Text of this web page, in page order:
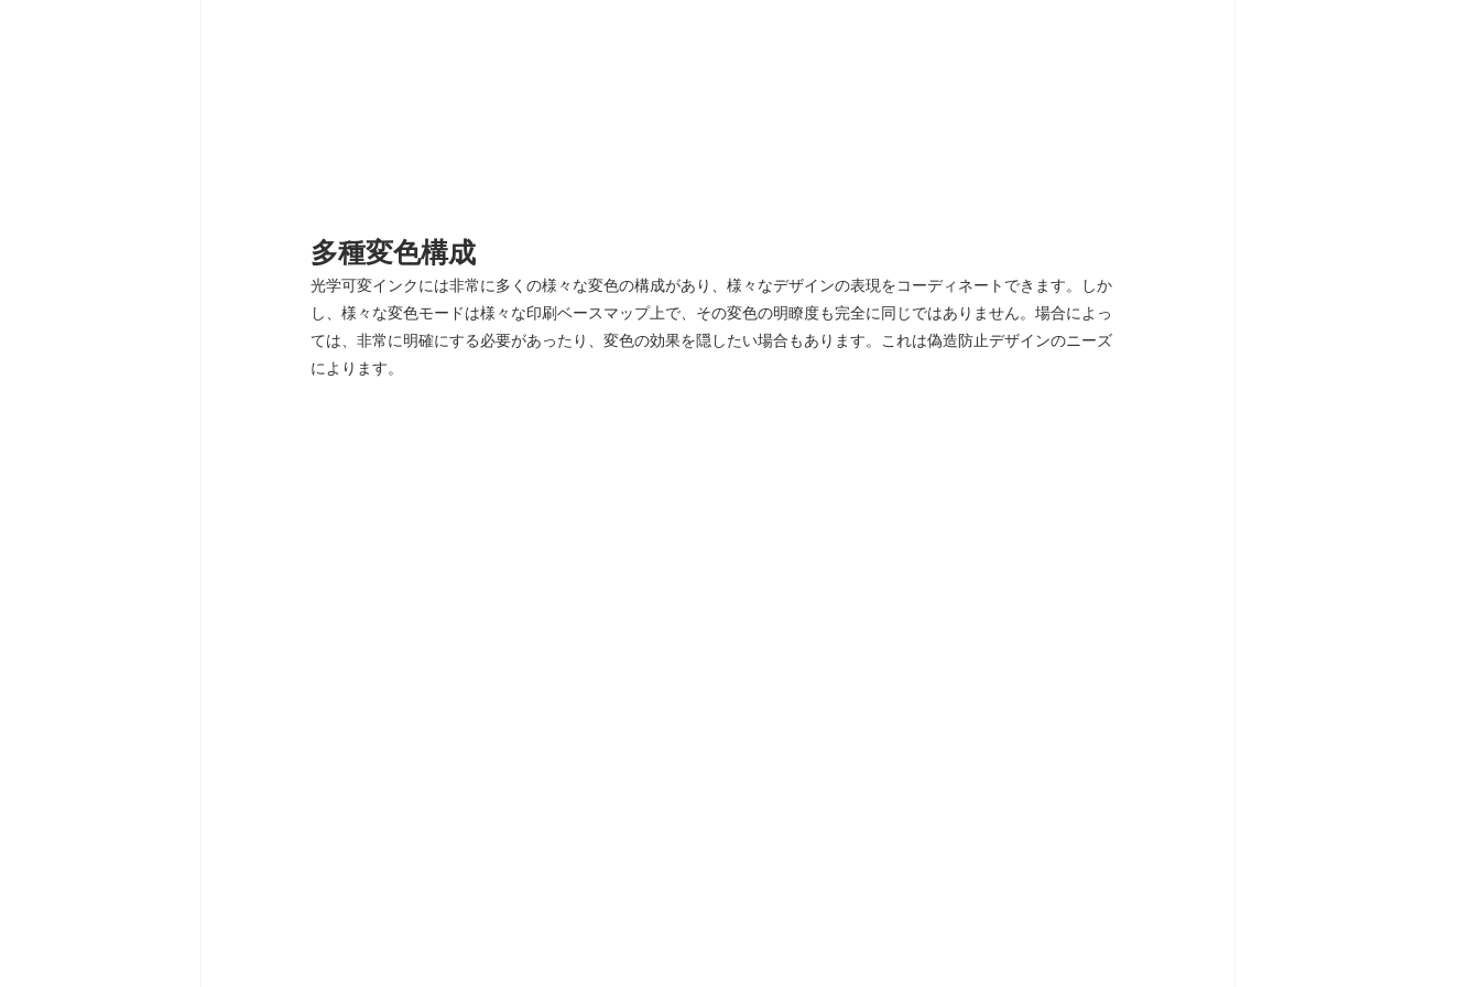
多種変色構成
光学可変インクには非常に多くの様々な変色の構成があり、様々なデザインの表現をコーディネートできます。しか
し、様々な変色モードは様々な印刷ベースマップ上で、その変色の明瞭度も完全に同じではありません。場合によっ
ては、非常に明確にする必要があったり、変色の効果を隠したい場合もあります。これは偽造防止デザインのニーズ
によります。